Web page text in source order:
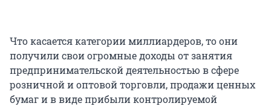
Что касается категории миллиардеров, то они
получили свои огромные доходы от занятия
предпринимательской деятельностью в сфере
розничной и оптовой торговли, продажи ценных
бумаг и в виде прибыли контролируемой